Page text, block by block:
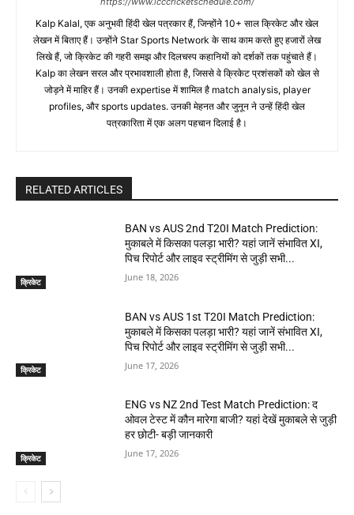
Kalp Kalal, एक अनुभवी हिंदी खेल पत्रकार हैं, जिन्होंने 10+ साल क्रिकेट और खेल
लेखन में बिताए हैं। उन्होंने Star Sports Network के साथ काम करते हुए हजारों लेख
लिखे हैं, जो क्रिकेट की गहरी समझ और दिलचस्प कहानियों को दर्शकों तक पहुंचाते हैं।
Kalp का लेखन सरल और प्रभावशाली होता है, जिससे वे क्रिकेट प्रशंसकों को खेल से
जोड़ने में माहिर हैं। उनकी expertise में शामिल है match analysis, player
profiles, और sports updates. उनकी मेहनत और जुनून ने उन्हें हिंदी खेल
पत्रकारिता में एक अलग पहचान दिलाई है।
RELATED ARTICLES
क्रिकेट
BAN vs AUS 2nd T20I Match Prediction:
मुकाबले में किसका पलड़ा भारी? यहां जानें संभावित XI,
पिच रिपोर्ट और लाइव स्ट्रीमिंग से जुड़ी सभी...
June 18, 2026
क्रिकेट
BAN vs AUS 1st T20I Match Prediction:
मुकाबले में किसका पलड़ा भारी? यहां जानें संभावित XI,
पिच रिपोर्ट और लाइव स्ट्रीमिंग से जुड़ी सभी...
June 17, 2026
क्रिकेट
ENG vs NZ 2nd Test Match Prediction: द
ओवल टेस्ट में कौन मारेगा बाजी? यहां देखें मुकाबले से जुड़ी
हर छोटी- बड़ी जानकारी
June 17, 2026